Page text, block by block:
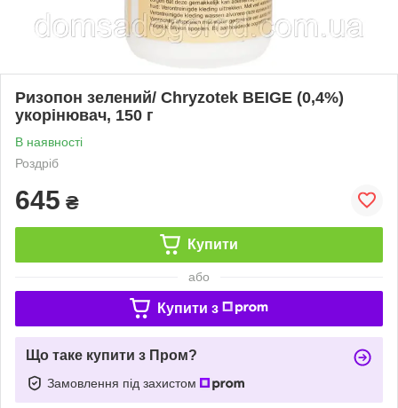
Ризопон зелений/ Chryzotеk BEIGE (0,4%)
укорінювач, 150 г
В наявності
Роздріб
645 ₴
Купити
або
Купити з
Що таке купити з Пром?
Замовлення під захистом